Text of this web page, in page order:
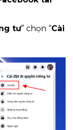
tư” chọn “Cài